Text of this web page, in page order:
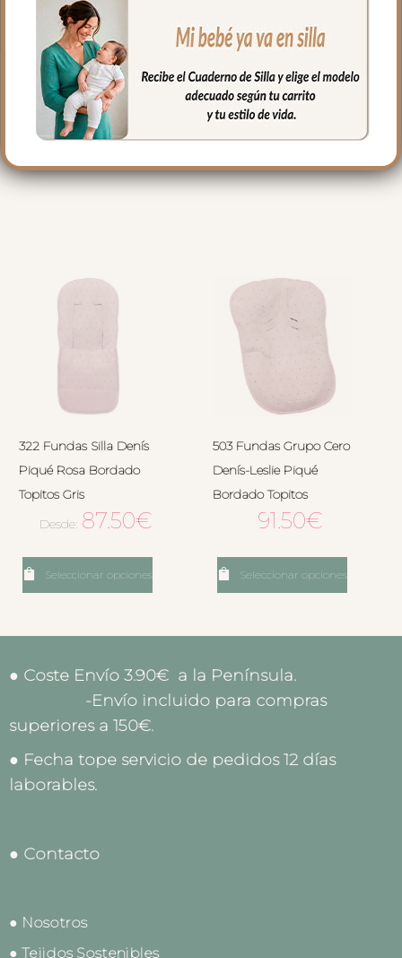
Medidas 98 X 70cm
PRODUCTOS
322 Fundas Silla Denís
Piqué Rosa Bordado
Topitos Gris
Desde: 87.50€
Seleccionar opciones
503 Fundas Grupo Cero
Denís-Leslie Piqué
Bordado Topitos
91.50€
Seleccionar opciones
● Coste Envío 3.90€ a la Península.
-Envío incluido para compras
superiores a 150€.
● Fecha tope servicio de pedidos 12 días
laborables.
● Contacto
● Nosotros
● Tejidos Sostenibles